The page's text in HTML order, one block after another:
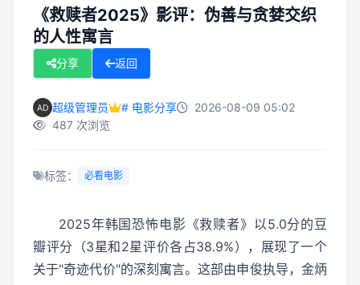
《救赎者2025》影评：伪善与贪婪交织
的人性寓言
分享 返回
超级管理员 # 电影分享
2026-08-09 05:02
487 次浏览
标签： 必看电影
2025年韩国恐怖电影《救赎者》以5.0分的豆
瓣评分（3星和2星评价各占38.9%），展现了一个
关于"奇迹代价"的深刻寓言。这部由申俊执导，金炳